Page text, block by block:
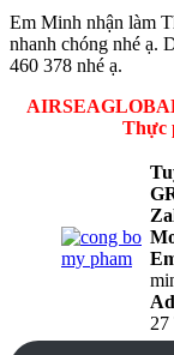
Em Minh nhận làm
nhanh chóng nhé ạ.
460 378 nhé ạ.
Thực